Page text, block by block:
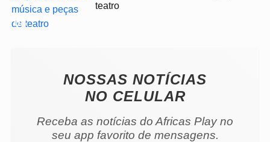
04
teatro
NOSSAS NOTÍCIAS
NO CELULAR
Receba as notícias do Africas Play no
seu app favorito de mensagens.